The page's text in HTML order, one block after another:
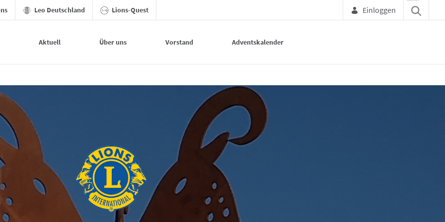
Leo Deutschland Lions-Quest Einloggen
Aktuell Über uns Vorstand Adventskalender